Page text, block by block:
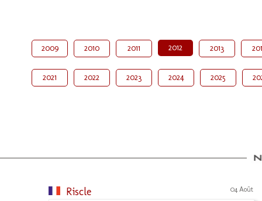
2009 2010 2011 2012 2013
2021 2022 2023 2024 2025
Riscle 04 Août